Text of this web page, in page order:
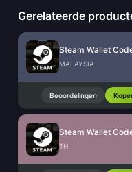
Gerelateerde
MALAYSIA
Beoordelingen
TH